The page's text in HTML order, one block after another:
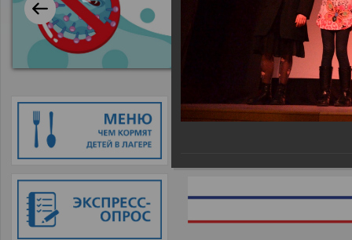
Главная→Фотогалерея→22.10-